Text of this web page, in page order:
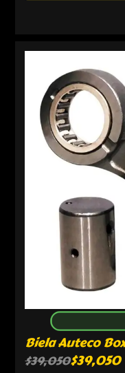
Biela Auteco
$39,050$39,050